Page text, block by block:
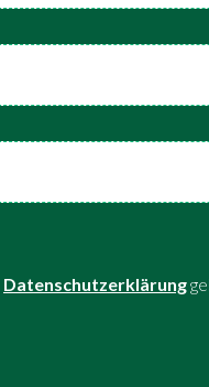
Datenschutzerklärung